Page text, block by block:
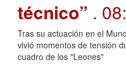
técnico” .
Tras su actuación en el
vivió momentos de tensión
cuadro de los "Leones"